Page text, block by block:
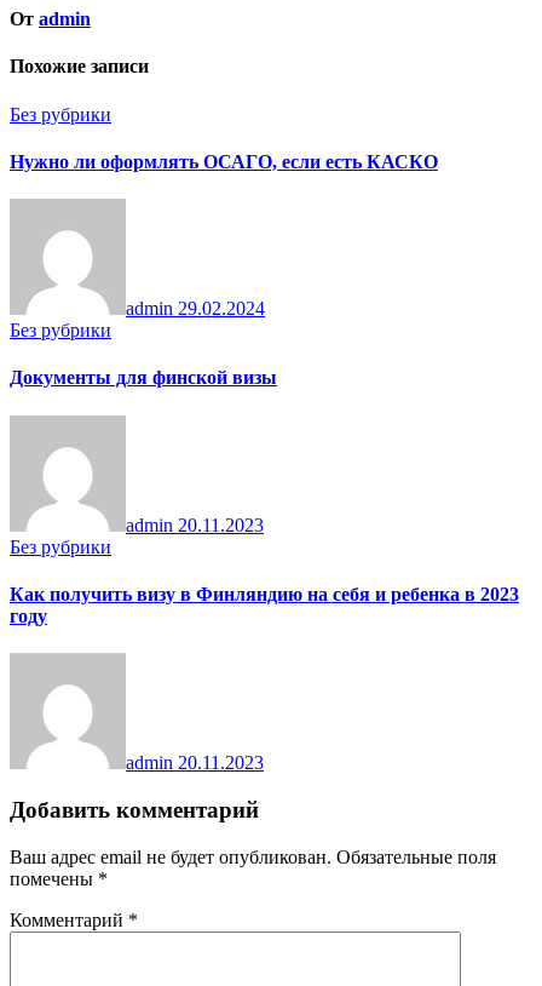
От admin
Похожие записи
Без рубрики
Нужно ли оформлять ОСАГО, если есть КАСКО
admin 29.02.2024
Без рубрики
Документы для финской визы
admin 20.11.2023
Без рубрики
Как получить визу в Финляндию на себя и ребенка в 2023
году
admin 20.11.2023
Добавить комментарий
Ваш адрес email не будет опубликован. Обязательные поля
помечены *
Комментарий *